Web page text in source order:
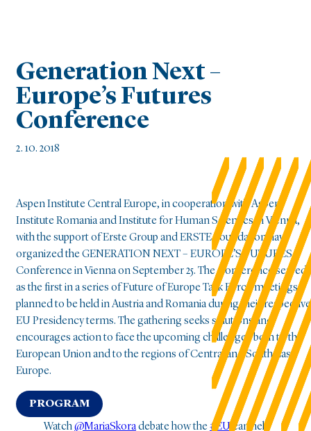
Generation Next –
Europe’s Futures
Conference
2. 10. 2018
Aspen Institute Central Europe, in cooperation with Aspen
Institute Romania and Institute for Human Sciences in Vienna,
with the support of Erste Group and ERSTE Foundation have
organized the GENERATION NEXT – EUROPE’S FUTURES
Conference in Vienna on September 25. The Conference served
as the first in a series of Future of Europe Task Force meetings,
planned to be held in Austria and Romania during their respective
EU Presidency terms. The gathering seeks solutions and
encourages action to face the upcoming challenges both to the
European Union and to the regions of Central and South East
Europe.
PROGRAM
Watch@MariaSkoradebate how the#EU can help